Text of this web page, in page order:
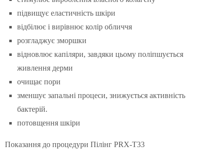
підвищує еластичність шкіри
відбілює і вирівнює колір обличчя
розгладжує зморшки
відновлює капіляри, завдяки цьому поліпшується
живлення дерми
очищає пори
зменшує запальні процеси, знижується активність
бактерій.
потовщення шкіри
Показання до процедури Пілінг PRX-T33